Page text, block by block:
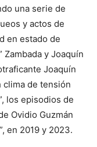
una serie de
y actos de
en estado de
Zambada y Joaquín
Joaquín
clima de tensión
los episodios de
Ovidio Guzmán
en 2019 y 2023.